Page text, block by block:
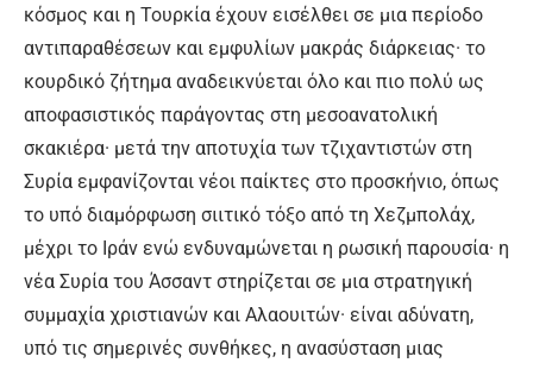
κόσμος και η Τουρκία έχουν εισέλθει σε μια περίοδο
αντιπαραθέσεων και εμφυλίων μακράς διάρκειας· το
κουρδικό ζήτημα αναδεικνύεται όλο και πιο πολύ ως
αποφασιστικός παράγοντας στη μεσοανατολική
σκακιέρα· μετά την αποτυχία των τζιχαντιστών στη
Συρία εμφανίζονται νέοι παίκτες στο προσκήνιο, όπως
το υπό διαμόρφωση σιιτικό τόξο από τη Χεζμπολάχ,
μέχρι το Ιράν ενώ ενδυναμώνεται η ρωσική παρουσία· η
νέα Συρία του Άσσαντ στηρίζεται σε μια στρατηγική
συμμαχία χριστιανών και Αλαουιτών· είναι αδύνατη,
υπό τις σημερινές συνθήκες, η ανασύσταση μιας